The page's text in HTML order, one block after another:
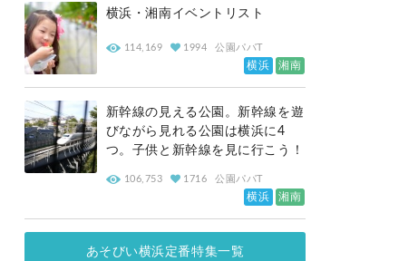
横浜・湘南イベントリスト
114,169 1994 公園パパT
横浜 湘南
新幹線の見える公園。新幹線を遊
びながら見れる公園は横浜に4
つ。子供と新幹線を見に行こう！
106,753 1716 公園パパT
横浜 湘南
あそびい横浜定番特集一覧